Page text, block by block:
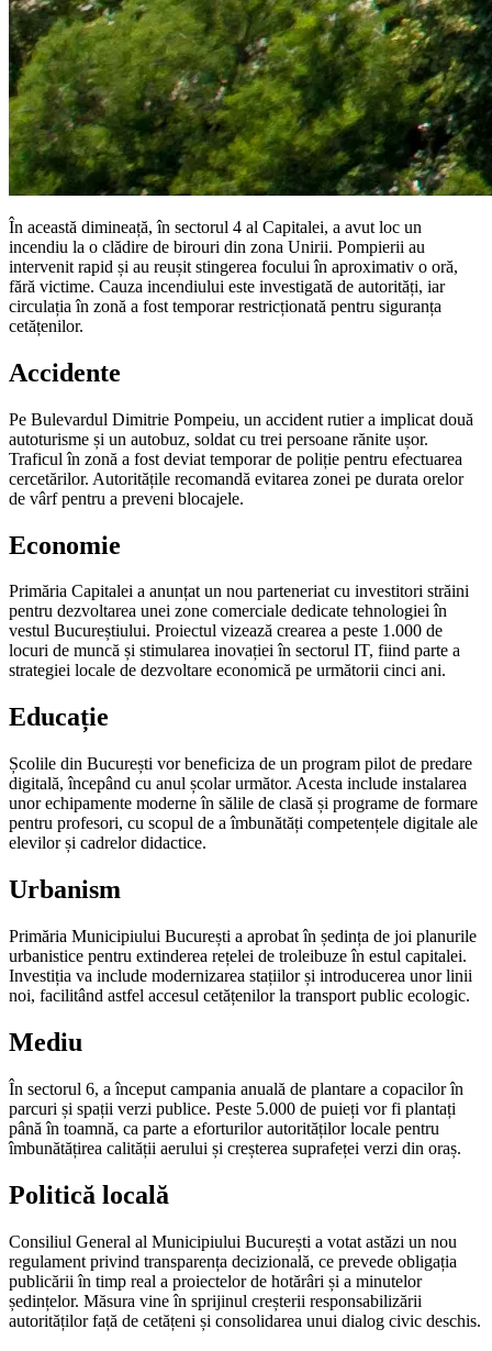
În această dimineață, în sectorul 4 al Capitalei, a avut loc un
incendiu la o clădire de birouri din zona Unirii. Pompierii au
intervenit rapid și au reușit stingerea focului în aproximativ o oră,
fără victime. Cauza incendiului este investigată de autorități, iar
circulația în zonă a fost temporar restricționată pentru siguranța
cetățenilor.
Accidente
Pe Bulevardul Dimitrie Pompeiu, un accident rutier a implicat două
autoturisme și un autobuz, soldat cu trei persoane rănite ușor.
Traficul în zonă a fost deviat temporar de poliție pentru efectuarea
cercetărilor. Autoritățile recomandă evitarea zonei pe durata orelor
de vârf pentru a preveni blocajele.
Economie
Primăria Capitalei a anunțat un nou parteneriat cu investitori străini
pentru dezvoltarea unei zone comerciale dedicate tehnologiei în
vestul Bucureștiului. Proiectul vizează crearea a peste 1.000 de
locuri de muncă și stimularea inovației în sectorul IT, fiind parte a
strategiei locale de dezvoltare economică pe următorii cinci ani.
Educație
Școlile din București vor beneficiza de un program pilot de predare
digitală, începând cu anul școlar următor. Acesta include instalarea
unor echipamente moderne în sălile de clasă și programe de formare
pentru profesori, cu scopul de a îmbunătăți competențele digitale ale
elevilor și cadrelor didactice.
Urbanism
Primăria Municipiului București a aprobat în ședința de joi planurile
urbanistice pentru extinderea rețelei de troleibuze în estul capitalei.
Investiția va include modernizarea stațiilor și introducerea unor linii
noi, facilitând astfel accesul cetățenilor la transport public ecologic.
Mediu
În sectorul 6, a început campania anuală de plantare a copacilor în
parcuri și spații verzi publice. Peste 5.000 de puieți vor fi plantați
până în toamnă, ca parte a eforturilor autorităților locale pentru
îmbunătățirea calității aerului și creșterea suprafeței verzi din oraș.
Politică locală
Consiliul General al Municipiului București a votat astăzi un nou
regulament privind transparența decizională, ce prevede obligația
publicării în timp real a proiectelor de hotărâri și a minutelor
ședințelor. Măsura vine în sprijinul creșterii responsabilizării
autorităților față de cetățeni și consolidarea unui dialog civic deschis.